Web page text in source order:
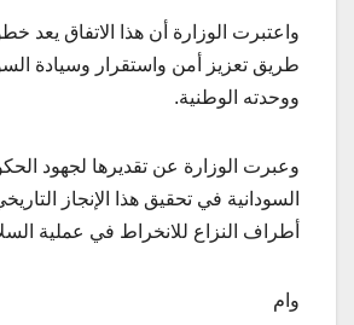
واعتبرت الوزارة أن هذا الاتفاق يعد
طريق تعزيز أمن واستقرار وسيادة
ووحدته الوطنية.
وعبرت الوزارة عن تقديرها لجهود
السودانية في تحقيق هذا الإنجاز
أطراف النزاع للانخراط في عملية
وام